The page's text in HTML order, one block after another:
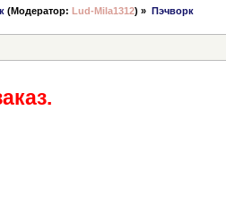
(Модератор:Lud-Mila1312) » Пэчворк